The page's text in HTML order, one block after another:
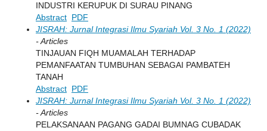
INDUSTRI KERUPUK DI SURAU PINANG
Abstract PDF
JISRAH: Jurnal Integrasi Ilmu Syariah Vol. 3 No. 1 (2022)
- Articles
TINJAUAN FIQH MUAMALAH TERHADAP
PEMANFAATAN TUMBUHAN SEBAGAI PAMBATEH
TANAH
Abstract PDF
JISRAH: Jurnal Integrasi Ilmu Syariah Vol. 3 No. 1 (2022)
- Articles
PELAKSANAAN PAGANG GADAI BUMNAG CUBADAK